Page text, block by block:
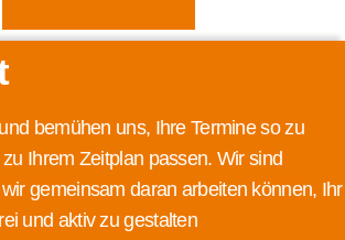
bemühen uns, Ihre Termine so zu
Ihrem Zeitplan passen. Wir sind
gemeinsam daran arbeiten können, Ihr
und aktiv zu gestalten